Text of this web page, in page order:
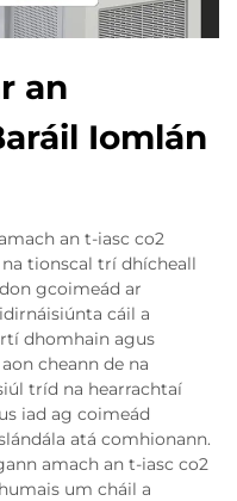
an
Iomlán
an t-iasc co2
tionscal trí dhícheall
gcoimeád ar
cáil a
dhomhain agus
cheann de na
tríd na hearrachtaí
iad ag coimeád
atá comhionann.
amach an t-iasc co2
um cháil a